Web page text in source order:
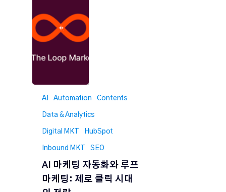
AI Automation Contents
Data & Analytics
Digital MKT HubSpot
Inbound MKT SEO
AI 마케팅 자동화와 루프
마케팅: 제로 클릭 시대